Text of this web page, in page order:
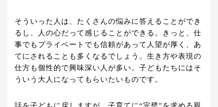
そういった人は、たくさんの悩みに答えることができ
るし、人の心だって感じることができる。きっと、仕
事でもプライベートでも信頼があって人望が厚く、あ
てにされることも多くなるでしょう。生き方や表現の
仕方も個性的で興味深い人が多い。子どもたちにはそ
ういう大人になってもらいたいものです。